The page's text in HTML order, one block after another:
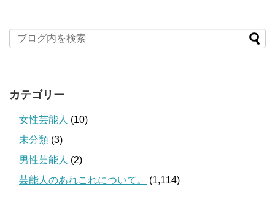
カテゴリー
女性芸能人 (10)
未分類 (3)
男性芸能人 (2)
芸能人のあれこれについて。
(1,114)